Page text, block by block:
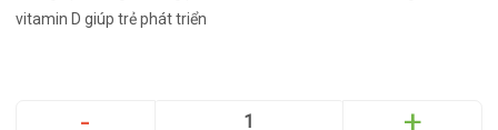
vitamin D giúp trẻ phát triển